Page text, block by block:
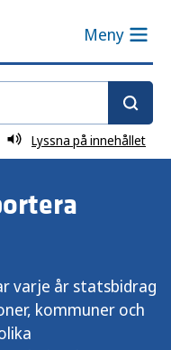
Meny
Lyssna på innehållet
varje år statsbidrag
kommuner och